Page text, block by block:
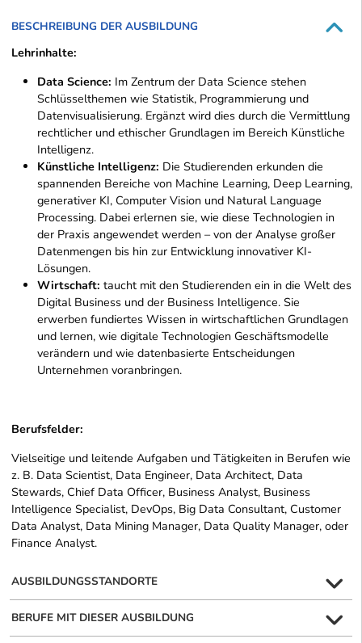
BESCHREIBUNG DER AUSBILDUNG
Lehrinhalte:
Data Science: Im Zentrum der Data Science stehen
Schlüsselthemen wie Statistik, Programmierung und
Datenvisualisierung. Ergänzt wird dies durch die Vermittlung
rechtlicher und ethischer Grundlagen im Bereich Künstliche
Intelligenz.
Künstliche Intelligenz: Die Studierenden erkunden die
spannenden Bereiche von Machine Learning, Deep Learning,
generativer KI, Computer Vision und Natural Language
Processing. Dabei erlernen sie, wie diese Technologien in
der Praxis angewendet werden – von der Analyse großer
Datenmengen bis hin zur Entwicklung innovativer KI-
Lösungen.
Wirtschaft: taucht mit den Studierenden ein in die Welt des
Digital Business und der Business Intelligence. Sie
erwerben fundiertes Wissen in wirtschaftlichen Grundlagen
und lernen, wie digitale Technologien Geschäftsmodelle
verändern und wie datenbasierte Entscheidungen
Unternehmen voranbringen.
Berufsfelder:
Vielseitige und leitende Aufgaben und Tätigkeiten in Berufen wie
z. B. Data Scientist, Data Engineer, Data Architect, Data
Stewards, Chief Data Officer, Business Analyst, Business
Intelligence Specialist, DevOps, Big Data Consultant, Customer
Data Analyst, Data Mining Manager, Data Quality Manager, oder
Finance Analyst.
AUSBILDUNGSSTANDORTE
BERUFE MIT DIESER AUSBILDUNG